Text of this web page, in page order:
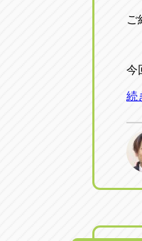
ご
今
続